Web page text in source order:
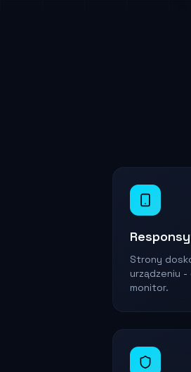
Strony
urządzeniu
monitor.